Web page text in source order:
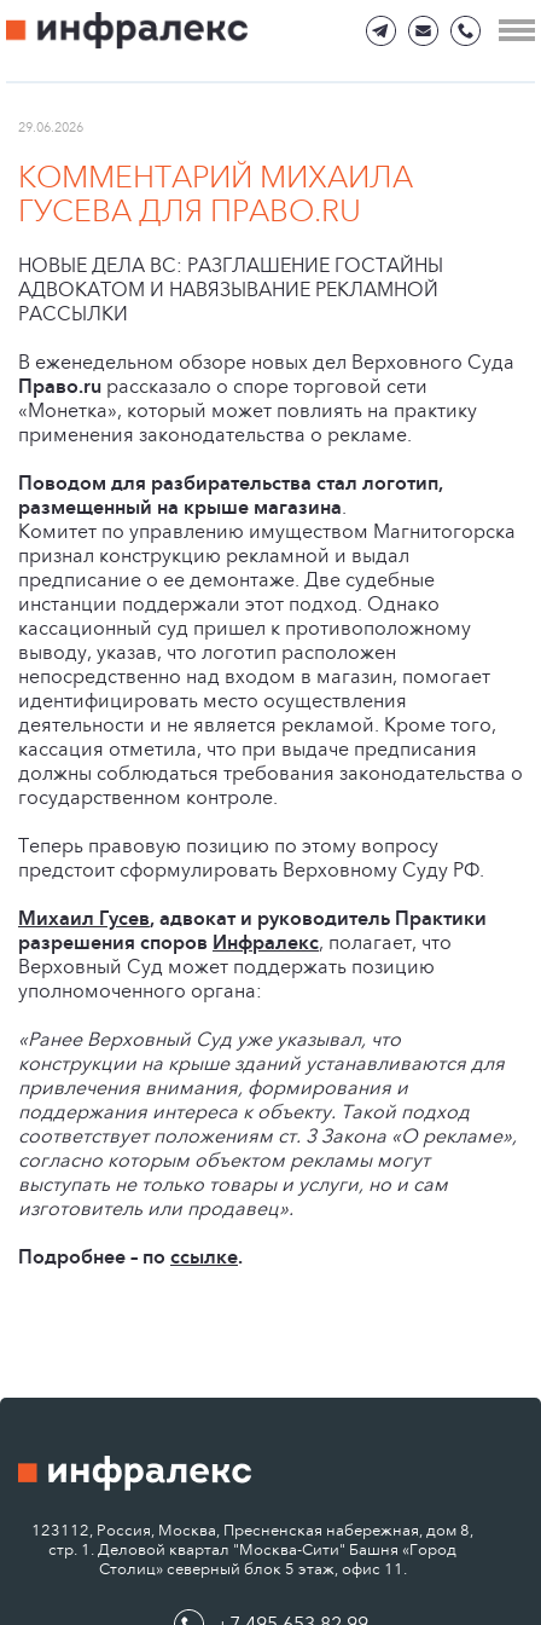
29.06.2026
КОММЕНТАРИЙ МИХАИЛА
ГУСЕВА ДЛЯ ПРАВО.RU
НОВЫЕ ДЕЛА ВС: РАЗГЛАШЕНИЕ ГОСТАЙНЫ
АДВОКАТОМ И НАВЯЗЫВАНИЕ РЕКЛАМНОЙ
РАССЫЛКИ
В еженедельном обзоре новых дел Верховного Суда
Право.ru рассказало о споре торговой сети
«Монетка», который может повлиять на практику
применения законодательства о рекламе.
Поводом для разбирательства стал логотип,
размещенный на крыше магазина.
Комитет по управлению имуществом Магнитогорска
признал конструкцию рекламной и выдал
предписание о ее демонтаже. Две судебные
инстанции поддержали этот подход. Однако
кассационный суд пришел к противоположному
выводу, указав, что логотип расположен
непосредственно над входом в магазин, помогает
идентифицировать место осуществления
деятельности и не является рекламой. Кроме того,
кассация отметила, что при выдаче предписания
должны соблюдаться требования законодательства о
государственном контроле.
Теперь правовую позицию по этому вопросу
предстоит сформулировать Верховному Суду РФ.
Михаил Гусев, адвокат и руководитель Практики
разрешения споров Инфралекс, полагает, что
Верховный Суд может поддержать позицию
уполномоченного органа:
«Ранее Верховный Суд уже указывал, что
конструкции на крыше зданий устанавливаются для
привлечения внимания, формирования и
поддержания интереса к объекту. Такой подход
соответствует положениям ст. 3 Закона «О рекламе»,
согласно которым объектом рекламы могут
выступать не только товары и услуги, но и сам
изготовитель или продавец».
Подробнее – по ссылке.
123112, Россия, Москва, Пресненская набережная, дом 8,
стр. 1. Деловой квартал "Москва-Сити" Башня «Город
Столиц» северный блок 5 этаж, офис 11.